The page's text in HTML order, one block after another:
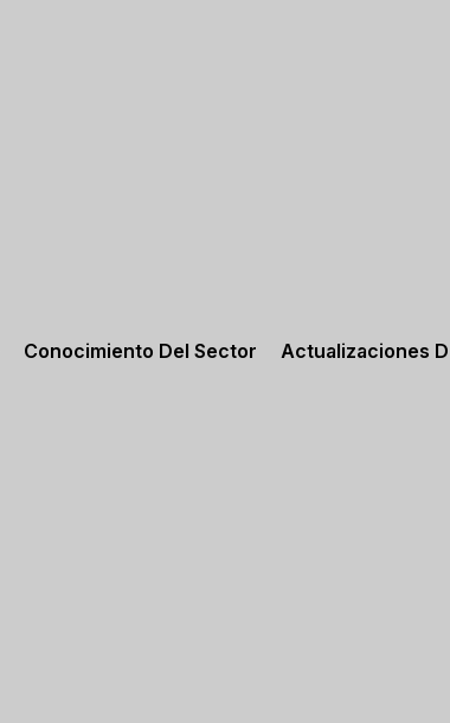
Conocimiento Del Sector
Actualizaciones